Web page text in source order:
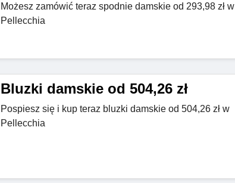
Możesz zamówić teraz spodnie damskie od 293,98 zł w
Pellecchia
Bluzki damskie od 504,26 zł
Pospiesz się i kup teraz bluzki damskie od 504,26 zł w
Pellecchia